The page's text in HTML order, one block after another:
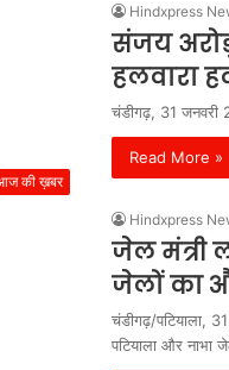
Hindxpress
संजय
हलवारा
चंडीगढ़, 31 जनवरी
Read More »
की ख़बर
Hindxpress
जेल मंत्री
जेलों का
चंडीगढ़/पटियाला,
पटियाला और नाभा